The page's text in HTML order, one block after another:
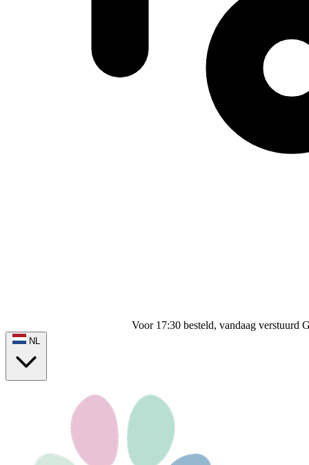
Voor 17:30 besteld, vandaag verstuurd
NL